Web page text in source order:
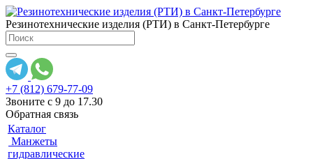
Резинотехнические изделия (РТИ) в Санкт-Петербурге
+7 (812) 679-77-09
Звоните с 9 до 17.30
Обратная связь
Каталог
Манжеты
гидравлические